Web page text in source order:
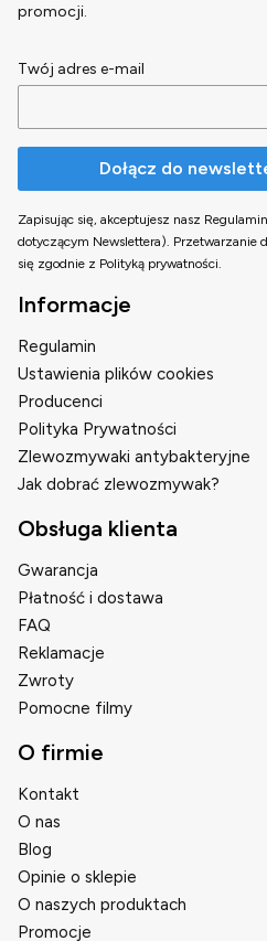
promocji.
Twój adres e-mail
Dołącz do
Zapisując się, akceptujesz nasz
dotyczącym Newslettera). Przetwarzanie
się zgodnie z Polityką prywatności.
Linki w stopce
Informacje
Regulamin
Ustawienia plików cookies
Producenci
Polityka Prywatności
Zlewozmywaki antybakteryjne
Jak dobrać zlewozmywak?
Obsługa klienta
Gwarancja
Płatność i dostawa
FAQ
Reklamacje
Zwroty
Pomocne filmy
O firmie
Kontakt
O nas
Blog
Opinie o sklepie
O naszych produktach
Promocje